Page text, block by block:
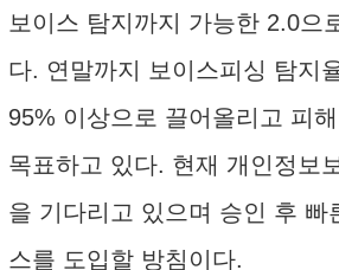
보이스 탐지까지 가능한 2.0으
다. 연말까지 보이스피싱 탐지
95% 이상으로 끌어올리고 피
목표하고 있다. 현재 개인정보
을 기다리고 있으며 승인 후 빠
스를 도입할 방침이다.